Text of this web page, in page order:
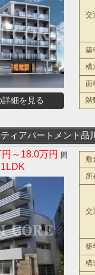
詳細を見る
交
築
構
面
階
ィアパートメント品
～18.0万円
敷
所
交
築
構